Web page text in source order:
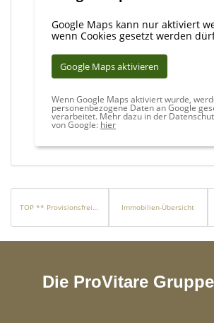
Google Maps kann nur aktiviert
wenn Cookies gesetzt werden
Google Maps aktivieren
Wenn Google Maps aktiviert wurde,
personenbezogene Daten an Google
verarbeitet. Mehr dazu in der
von Google: hier
TOP ** Provisionsfrei und sofort verfügbar ** Immobilien-Übersicht
Die ProVitare Gruppe